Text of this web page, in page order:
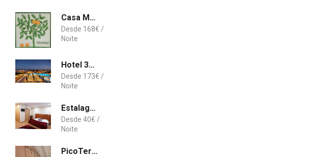
Casa Monte Cristo Apartments - Orange
168€
Hotel 3HB Faro
173€
Estalagen Colina do Ave Alojamento Local
40€
PicoTerrace